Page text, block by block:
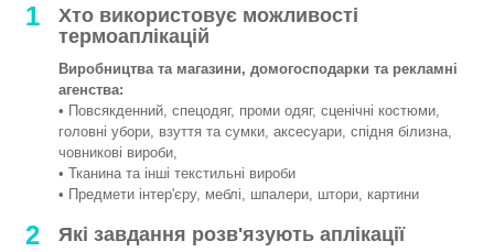
1
Хто використовує можливості
термоаплікацій
Виробництва та магазини, домогосподарки та рекламні
агенства:
• Повсякденний, спецодяг, проми одяг, сценічні костюми,
головні убори, взуття та сумки, аксесуари, спідня білизна,
човникові вироби,
• Тканина та інші текстильні вироби
• Предмети інтер'єру, меблі, шпалери, штори, картини
2 Які завдання розв'язують аплікації